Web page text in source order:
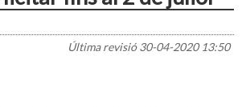
Última revisió30-04-2020 13:50